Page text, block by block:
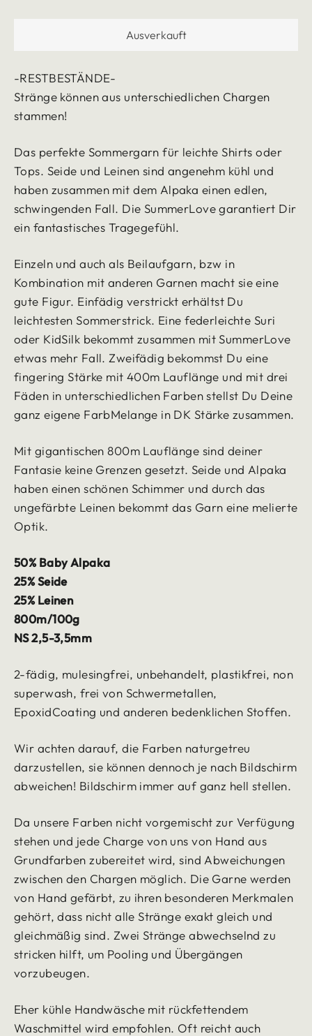
Ausverkauft
-RESTBESTÄNDE-
Stränge können aus unterschiedlichen Chargen
stammen!
Das perfekte Sommergarn für leichte Shirts oder
Tops. Seide und Leinen sind angenehm kühl und
haben zusammen mit dem Alpaka einen edlen,
schwingenden Fall. Die SummerLove garantiert Dir
ein fantastisches Tragegefühl.
Einzeln und auch als Beilaufgarn, bzw in
Kombination mit anderen Garnen macht sie eine
gute Figur. Einfädig verstrickt erhältst Du
leichtesten Sommerstrick. Eine federleichte Suri
oder KidSilk bekommt zusammen mit SummerLove
etwas mehr Fall. Zweifädig bekommst Du eine
fingering Stärke mit 400m Lauflänge und mit drei
Fäden in unterschiedlichen Farben stellst Du Deine
ganz eigene FarbMelange in DK Stärke zusammen.
Mit gigantischen 800m Lauflänge sind deiner
Fantasie keine Grenzen gesetzt. Seide und Alpaka
haben einen schönen Schimmer und durch das
ungefärbte Leinen bekommt das Garn eine melierte
Optik.
50% Baby Alpaka
25% Seide
25% Leinen
800m/100g
NS 2,5-3,5mm
2-fädig, mulesingfrei, unbehandelt, plastikfrei, non
superwash, frei von Schwermetallen,
EpoxidCoating und anderen bedenklichen Stoffen.
Wir achten darauf, die Farben naturgetreu
darzustellen, sie können dennoch je nach Bildschirm
abweichen! Bildschirm immer auf ganz hell stellen.
Da unsere Farben nicht vorgemischt zur Verfügung
stehen und jede Charge von uns von Hand aus
Grundfarben zubereitet wird, sind Abweichungen
zwischen den Chargen möglich. Die Garne werden
von Hand gefärbt, zu ihren besonderen Merkmalen
gehört, dass nicht alle Stränge exakt gleich und
gleichmäßig sind. Zwei Stränge abwechselnd zu
stricken hilft, um Pooling und Übergängen
vorzubeugen.
Eher kühle Handwäsche mit rückfettendem
Waschmittel wird empfohlen. Oft reicht auch